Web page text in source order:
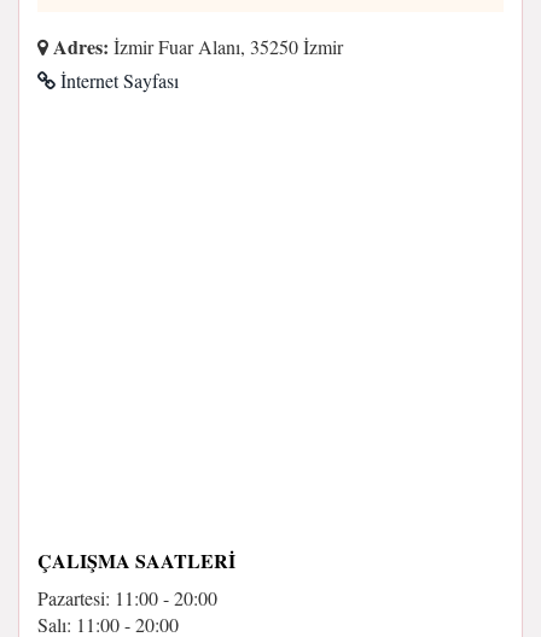
Adres: İzmir Fuar Alanı, 35250 İzmir
İnternet Sayfası
ÇALIŞMA SAATLERI
Pazartesi: 11:00 - 20:00
Salı: 11:00 - 20:00